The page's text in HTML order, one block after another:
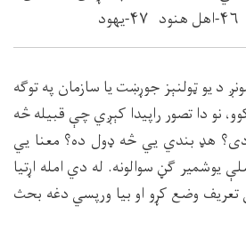
د يو ټولنېز جوړښت يا سازمان په توګه
نو دا تصور راپيدا كېږي چې قبيله څه
هډ بندي يي څه ډول ده؟ معنا يي
يوشمير ګڼ سوالونه. له دي امله اړتيا
وضع كړو او بيا ورپسي دغه بحث